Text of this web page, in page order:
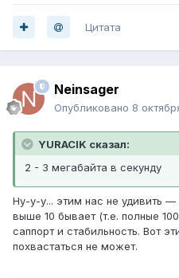
Цитата
Neinsager
Опубликовано 8
YURACIK сказал:
2 - 3 мегабайта в секунду
Ну-у-у... этим нас не удивить —
выше 10 бывает (т.е. полные
саппорт и стабильность. Вот
похвастаться не может.